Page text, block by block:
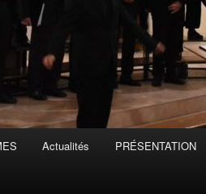
Actualités PRÉSENTATION